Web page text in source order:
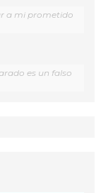
a mi prometido
es un falso